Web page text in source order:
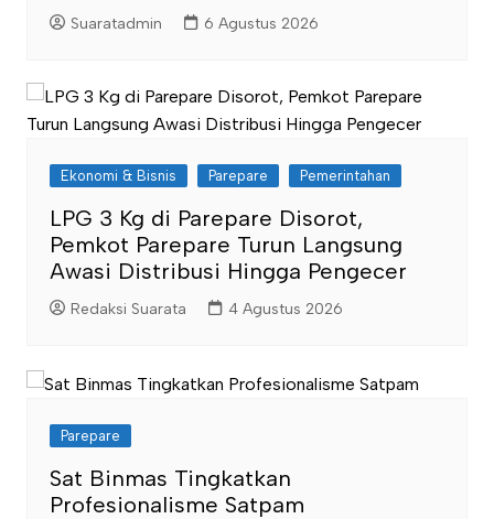
Suaratadmin 6 Agustus 2026
Ekonomi & Bisnis Parepare Pemerintahan
LPG 3 Kg di Parepare Disorot,
Pemkot Parepare Turun Langsung
Awasi Distribusi Hingga Pengecer
Redaksi Suarata 4 Agustus 2026
Parepare
Sat Binmas Tingkatkan
Profesionalisme Satpam